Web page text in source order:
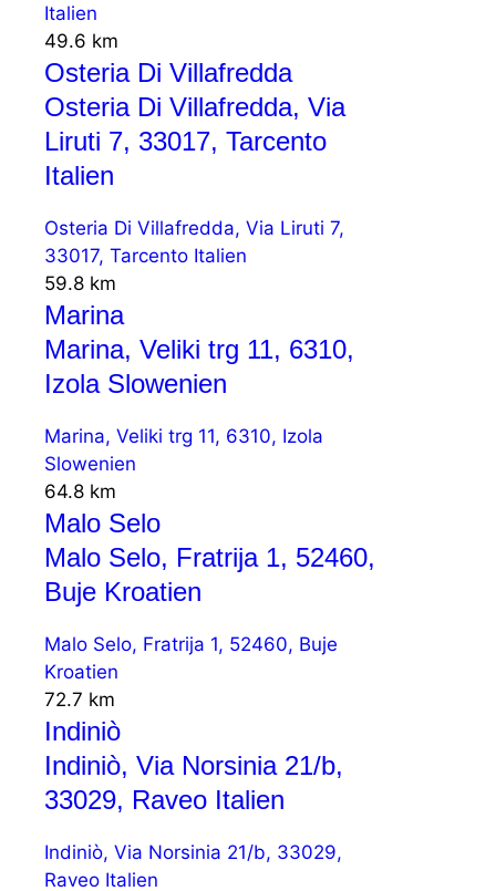
Italien
49.6 km
Osteria Di Villafredda
Osteria Di Villafredda, Via
Liruti 7, 33017, Tarcento
Italien
Osteria Di Villafredda, Via Liruti 7,
33017, Tarcento Italien
59.8 km
Marina
Marina, Veliki trg 11, 6310,
Izola Slowenien
Marina, Veliki trg 11, 6310, Izola
Slowenien
64.8 km
Malo Selo
Malo Selo, Fratrija 1, 52460,
Buje Kroatien
Malo Selo, Fratrija 1, 52460, Buje
Kroatien
72.7 km
Indiniò
Indiniò, Via Norsinia 21/b,
33029, Raveo Italien
Indiniò, Via Norsinia 21/b, 33029,
Raveo Italien